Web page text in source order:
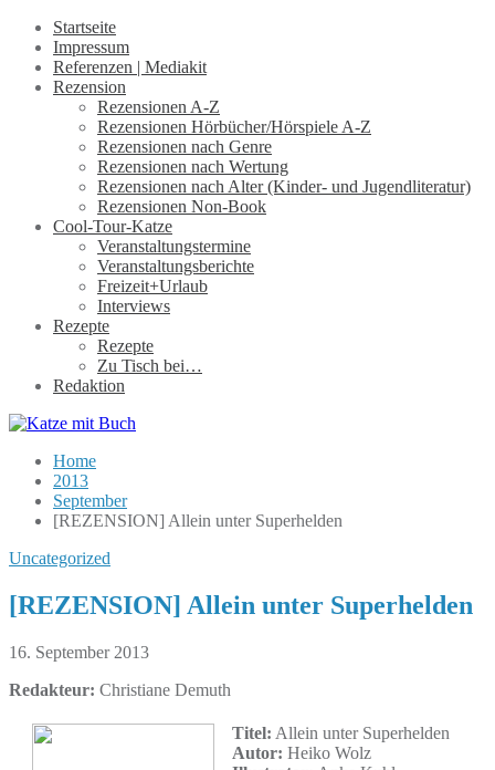
Startseite
Impressum
Referenzen | Mediakit
Rezension
Rezensionen A-Z
Rezensionen Hörbücher/Hörspiele A-Z
Rezensionen nach Genre
Rezensionen nach Wertung
Rezensionen nach Alter (Kinder- und Jugendliteratur)
Rezensionen Non-Book
Cool-Tour-Katze
Veranstaltungstermine
Veranstaltungsberichte
Freizeit+Urlaub
Interviews
Rezepte
Rezepte
Zu Tisch bei…
Redaktion
Home
2013
September
[REZENSION] Allein unter Superhelden
Uncategorized
[REZENSION] Allein unter Superhelden
16. September 2013
Redakteur: Christiane Demuth
Titel: Allein unter Superhelden
Autor: Heiko Wolz